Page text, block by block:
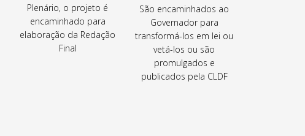
Plenário, o projeto é
encaminhado para
elaboração da Redação
Final
São encaminhados ao
Governador para
transformá-los em lei ou
vetá-los ou são
promulgados e
publicados pela CLDF